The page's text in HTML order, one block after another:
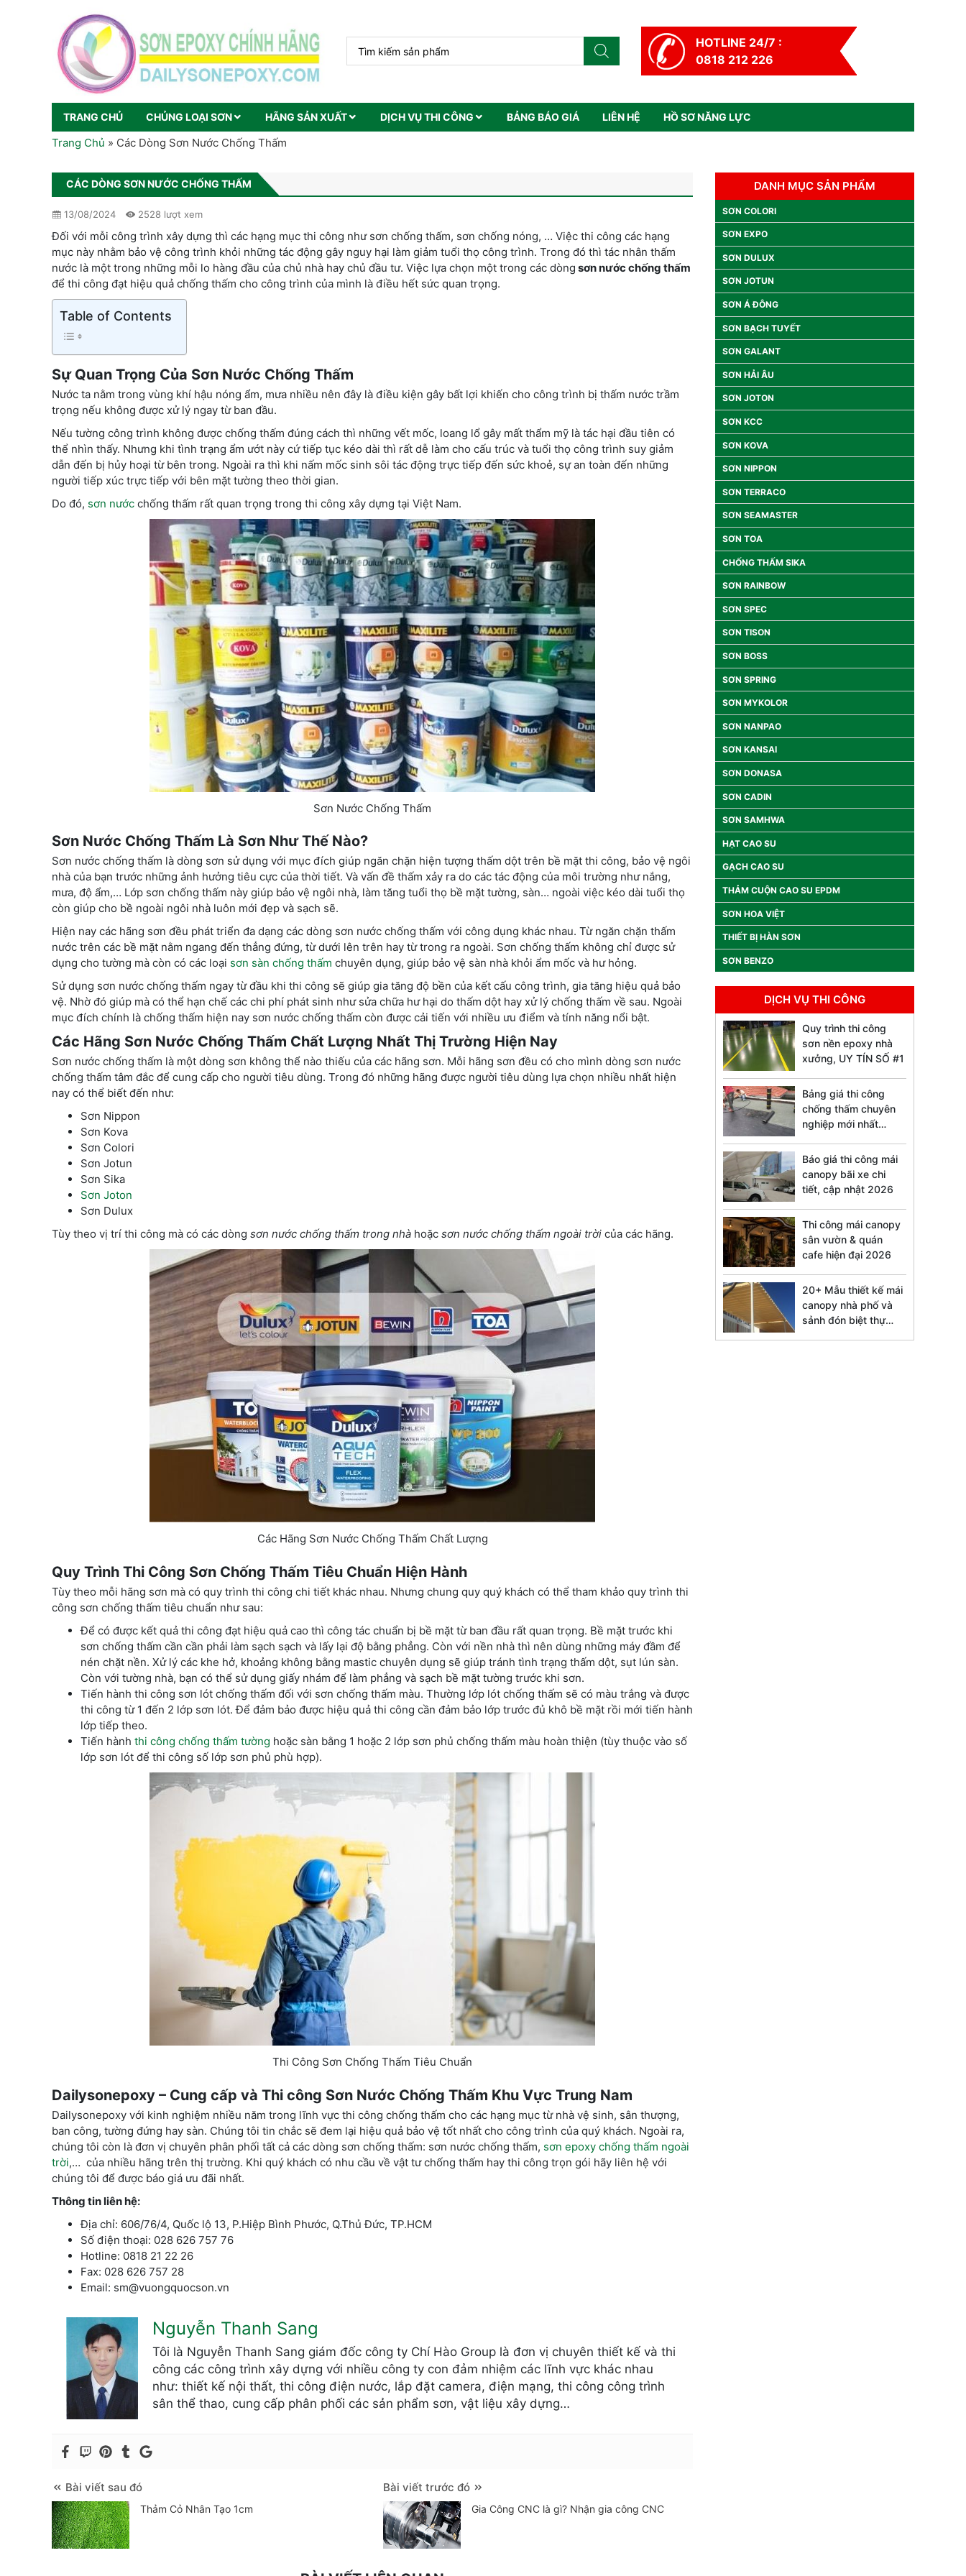
HOTLINE 24/7 :
0818 212 226
TRANG CHỦ CHỦNG LOẠI SƠN HÃNG SẢN XUẤT DỊCH VỤ THI CÔNG BẢNG BÁO GIÁ LIÊN HỆ HỒ SƠ NĂNG LỰC
Trang Chủ » Các Dòng Sơn Nước Chống Thấm
CÁC DÒNG SƠN NƯỚC CHỐNG THẤM
13/08/2024 2528 lượt xem
Đối với mỗi công trình xây dựng thì các hạng mục thi công như sơn chống thấm, sơn chống nóng, … Việc thi công các hạng
mục này nhằm bảo vệ công trình khỏi những tác động gây nguy hại làm giảm tuổi thọ công trình. Trong đó thì tác nhân thấm
nước là một trong những mỗi lo hàng đầu của chủ nhà hay chủ đầu tư. Việc lựa chọn một trong các dòng sơn nước chống thấm
để thi công đạt hiệu quả chống thấm cho công trình của mình là điều hết sức quan trọng.
Table of Contents
Sự Quan Trọng Của Sơn Nước Chống Thấm
Nước ta nằm trong vùng khí hậu nóng ẩm, mưa nhiều nên đây là điều kiện gây bất lợi khiến cho công trình bị thấm nước trầm
trọng nếu không được xử lý ngay từ ban đầu.
Nếu tường công trình không được chống thấm đúng cách thì những vết mốc, loang lổ gây mất thẩm mỹ là tác hại đầu tiên có
thể nhìn thấy. Nhưng khi tình trạng ẩm ướt này cứ tiếp tục kéo dài thì rất dễ làm cho cấu trúc và tuổi thọ công trình suy giảm
dẫn đến bị hủy hoại từ bên trong. Ngoài ra thì khi nấm mốc sinh sôi tác động trực tiếp đến sức khoẻ, sự an toàn đến những
người tiếp xúc trực tiếp với bên mặt tường theo thời gian.
Do đó, sơn nước chống thấm rất quan trọng trong thi công xây dựng tại Việt Nam.
Sơn Nước Chống Thấm
Sơn Nước Chống Thấm Là Sơn Như Thế Nào?
Sơn nước chống thấm là dòng sơn sử dụng với mục đích giúp ngăn chặn hiện tượng thấm dột trên bề mặt thi công, bảo vệ ngôi
nhà của bạn trước những ảnh hưởng tiêu cực của thời tiết. Và vấn đề thấm xảy ra do các tác động của môi trường như nắng,
mưa, độ ẩm,… Lớp sơn chống thấm này giúp bảo vệ ngôi nhà, làm tăng tuổi thọ bề mặt tường, sàn… ngoài việc kéo dài tuổi thọ
còn giúp cho bề ngoài ngôi nhà luôn mới đẹp và sạch sẽ.
Hiện nay các hãng sơn đều phát triển đa dạng các dòng sơn nước chống thấm với công dụng khác nhau. Từ ngăn chặn thấm
nước trên các bề mặt nằm ngang đến thẳng đứng, từ dưới lên trên hay từ trong ra ngoài. Sơn chống thấm không chỉ được sử
dụng cho tường mà còn có các loại sơn sàn chống thấm chuyên dụng, giúp bảo vệ sàn nhà khỏi ẩm mốc và hư hỏng.
Sử dụng sơn nước chống thấm ngay từ đầu khi thi công sẽ giúp gia tăng độ bền của kết cấu công trình, gia tăng hiệu quả bảo
vệ. Nhờ đó giúp mà có thể hạn chế các chi phí phát sinh như sửa chữa hư hại do thấm dột hay xử lý chống thấm về sau. Ngoài
mục đích chính là chống thấm hiện nay sơn nước chống thấm còn được cải tiến với nhiều ưu điểm và tính năng nổi bật.
Các Hãng Sơn Nước Chống Thấm Chất Lượng Nhất Thị Trường Hiện Nay
Sơn nước chống thấm là một dòng sơn không thể nào thiếu của các hãng sơn. Mỗi hãng sơn đều có cho mình dòng sơn nước
chống thấm tâm đắc để cung cấp cho người tiêu dùng. Trong đó những hãng được người tiêu dùng lựa chọn nhiều nhất hiện
nay có thể biết đến như:
Sơn Nippon
Sơn Kova
Sơn Colori
Sơn Jotun
Sơn Sika
Sơn Joton
Sơn Dulux
Tùy theo vị trí thi công mà có các dòng sơn nước chống thấm trong nhà hoặc sơn nước chống thấm ngoài trời của các hãng.
Các Hãng Sơn Nước Chống Thấm Chất Lượng
Quy Trình Thi Công Sơn Chống Thấm Tiêu Chuẩn Hiện Hành
Tùy theo mỗi hãng sơn mà có quy trình thi công chi tiết khác nhau. Nhưng chung quy quý khách có thể tham khảo quy trình thi
công sơn chống thấm tiêu chuẩn như sau:
Để có được kết quả thi công đạt hiệu quả cao thì công tác chuẩn bị bề mặt từ ban đầu rất quan trọng. Bề mặt trước khi
sơn chống thấm cần cần phải làm sạch sạch và lấy lại độ bằng phẳng. Còn với nền nhà thì nên dùng những máy đầm để
nén chặt nền. Xử lý các khe hở, khoảng không bằng mastic chuyên dụng sẽ giúp tránh tình trạng thấm dột, sụt lún sàn.
Còn với tường nhà, bạn có thể sử dụng giấy nhám để làm phẳng và sạch bề mặt tường trước khi sơn.
Tiến hành thi công sơn lót chống thấm đối với sơn chống thấm màu. Thường lớp lót chống thấm sẽ có màu trắng và được
thi công từ 1 đến 2 lớp sơn lót. Để đảm bảo được hiệu quả thi công cần đảm bảo lớp trước đủ khô bề mặt rồi mới tiến hành
lớp tiếp theo.
Tiến hành thi công chống thấm tường hoặc sàn bằng 1 hoặc 2 lớp sơn phủ chống thấm màu hoàn thiện (tùy thuộc vào số
lớp sơn lót để thi công số lớp sơn phủ phù hợp).
Thi Công Sơn Chống Thấm Tiêu Chuẩn
Dailysonepoxy – Cung cấp và Thi công Sơn Nước Chống Thấm Khu Vực Trung Nam
Dailysonepoxy với kinh nghiệm nhiều năm trong lĩnh vực thi công chống thấm cho các hạng mục từ nhà vệ sinh, sân thượng,
ban công, tường đứng hay sàn. Chúng tôi tin chắc sẽ đem lại hiệu quả bảo vệ tốt nhất cho công trình của quý khách. Ngoài ra,
chúng tôi còn là đơn vị chuyên phân phối tất cả các dòng sơn chống thấm: sơn nước chống thấm, sơn epoxy chống thấm ngoài
trời,… của nhiều hãng trên thị trường. Khi quý khách có nhu cầu về vật tư chống thấm hay thi công trọn gói hãy liên hệ với
chúng tôi để được báo giá ưu đãi nhất.
Thông tin liên hệ:
Địa chỉ: 606/76/4, Quốc lộ 13, P.Hiệp Bình Phước, Q.Thủ Đức, TP.HCM
Số điện thoại: 028 626 757 76
Hotline: 0818 21 22 26
Fax: 028 626 757 28
Email: sm@vuongquocson.vn
Nguyễn Thanh Sang
Tôi là Nguyễn Thanh Sang giám đốc công ty Chí Hào Group là đơn vị chuyên thiết kế và thi
công các công trình xây dựng với nhiều công ty con đảm nhiệm các lĩnh vực khác nhau
như: thiết kế nội thất, thi công điện nước, lắp đặt camera, điện mạng, thi công công trình
sân thể thao, cung cấp phân phối các sản phẩm sơn, vật liệu xây dựng…
Bài viết sau đó
Thảm Cỏ Nhân Tạo 1cm
Bài viết trước đó
Gia Công CNC là gì? Nhận gia công CNC
DANH MỤC SẢN PHẨM
SƠN COLORI
SƠN EXPO
SƠN DULUX
SƠN JOTUN
SƠN Á ĐÔNG
SƠN BẠCH TUYẾT
SƠN GALANT
SƠN HẢI ÂU
SƠN JOTON
SƠN KCC
SƠN KOVA
SƠN NIPPON
SƠN TERRACO
SƠN SEAMASTER
SƠN TOA
CHỐNG THẤM SIKA
SƠN RAINBOW
SƠN SPEC
SƠN TISON
SƠN BOSS
SƠN SPRING
SƠN MYKOLOR
SƠN NANPAO
SƠN KANSAI
SƠN DONASA
SƠN CADIN
SƠN SAMHWA
HẠT CAO SU
GẠCH CAO SU
THẢM CUỘN CAO SU EPDM
SƠN HOA VIỆT
THIẾT BỊ HÀN SƠN
SƠN BENZO
DỊCH VỤ THI CÔNG
Quy trình thi công
sơn nền epoxy nhà
xưởng, UY TÍN SỐ #1
Bảng giá thi công
chống thấm chuyên
nghiệp mới nhất
Báo giá thi công mái
canopy bãi xe chi
tiết, cập nhật 2026
Thi công mái canopy
sân vườn & quán
cafe hiện đại 2026
20+ Mẫu thiết kế mái
canopy nhà phố và
sảnh đón biệt thự